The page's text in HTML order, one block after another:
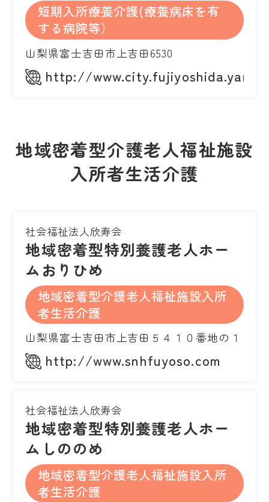
短期入所療養介護(療養病床を有
する病院等）
山梨県富士吉田市上吉田6530
http://
地域密着型介護老人福祉施設
入所者生活介護
社会福祉法人欣寿会
地域密着型特別養護老人ホー
ムおりひめ
地域密着型介護老人福祉施設入所
者生活介護
山梨県富士吉田市上吉田５４１０番地の１
http://www.snhfuyoso.com
社会福祉法人欣寿会
地域密着型特別養護老人ホー
ムしののめ
地域密着型介護老人福祉施設入所
者生活介護